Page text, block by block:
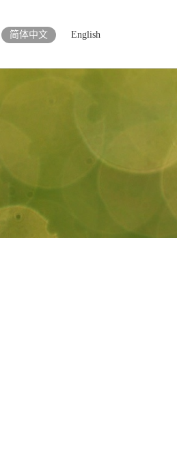
简体中文 English